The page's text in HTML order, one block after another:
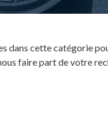
dans cette catégorie
faire part de votre